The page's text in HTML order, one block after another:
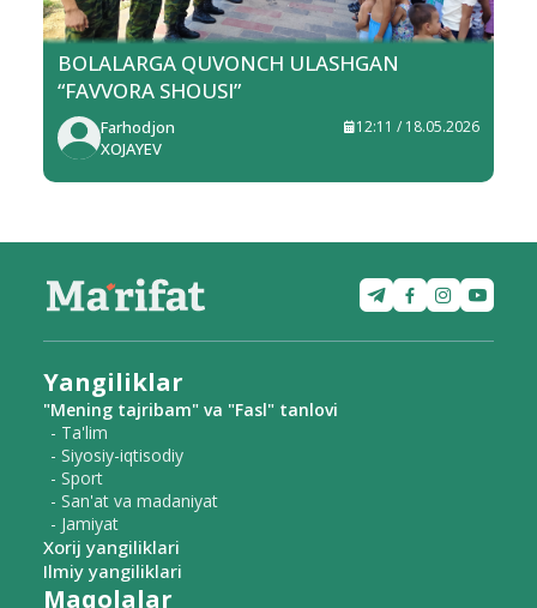
BOLALARGA QUVONCH ULASHGAN
“FAVVORA SHOUSI”
Farhodjon
XOJAYEV
12:11 / 18.05.2026
Yangiliklar
"Mening tajribam" va "Fasl" tanlovi
- Ta'lim
- Siyosiy-iqtisodiy
- Sport
- San'at va madaniyat
- Jamiyat
Xorij yangiliklari
Ilmiy yangiliklari
Maqolalar